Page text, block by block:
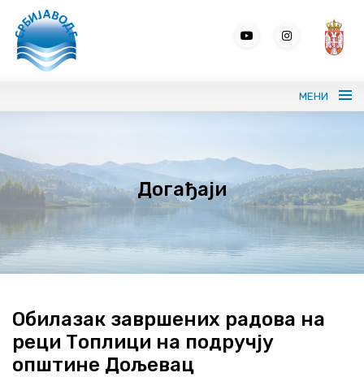
МЕНИ
Портрет ЈВП СРБИЈАВОДЕ
Вода без граница
ВИС
Програми и извештаји
Догађаји
Обилазак завршених радова на
реци Топлици на подручју
општине Дољевац